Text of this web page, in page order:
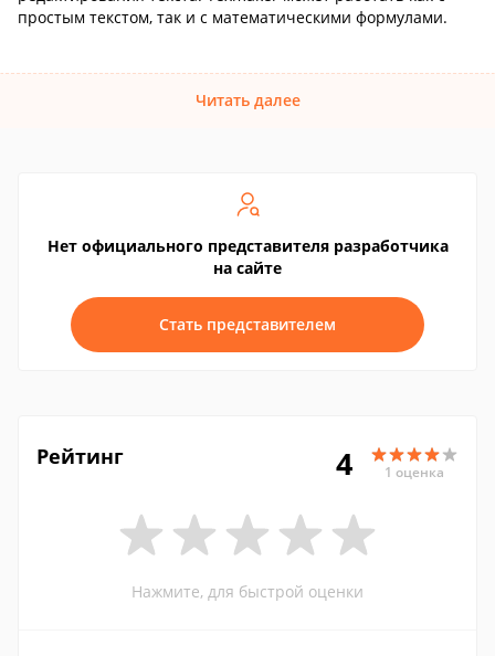
простым текстом, так и с математическими формулами.
Читать далее
Нет официального представителя разработчика
на сайте
Стать представителем
Рейтинг 4 1 оценка
Нажмите, для быстрой оценки